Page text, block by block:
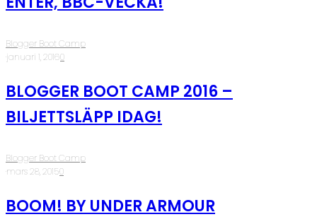
Blogger Boot Camp
·januari 1, 2016·0
BLOGGER BOOT CAMP 2016 –
BILJETTSLÄPP IDAG!
Blogger Boot Camp
·mars 28, 2015·0
BOOM! BY UNDER ARMOUR